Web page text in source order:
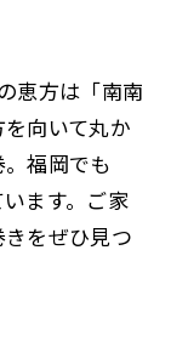
恵方は「南南
向いて丸か
福岡でも
ます。ご家
をぜひ見つ